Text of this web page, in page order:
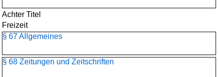
Achter Titel
Freizeit
§ 67 Allgemeines
§ 68 Zeitungen und Zeitschriften